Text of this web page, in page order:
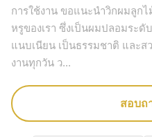
การใช้งาน ขอแนะนำวิกผมลูก
หรูของเรา ซึ่งเป็นผมปลอมระ
แนบเนียน เป็นธรรมชาติ และส
งานทุกวัน ว...
สอบถ